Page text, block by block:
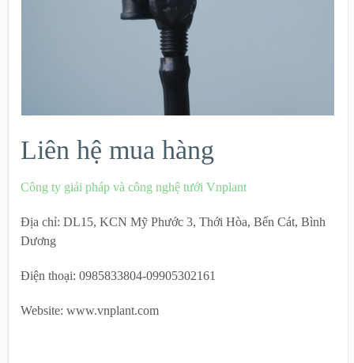
Liên hệ mua hàng
Công ty giải pháp và công nghệ tưới Vnplant
Địa chỉ: DL15, KCN Mỹ Phước 3, Thới Hòa, Bến Cát, Bình
Dương
Điện thoại: 0985833804-09905302161
Website: www.vnplant.com